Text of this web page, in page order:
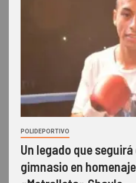
POLIDEPORTIVO
Un legado que
gimnasio en